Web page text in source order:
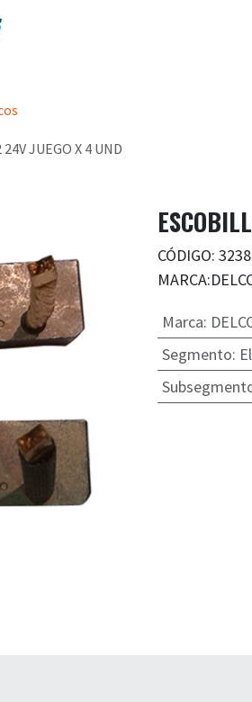
JUEGO X 4 UND
CÓDIGO:
Marca:
Segmento: